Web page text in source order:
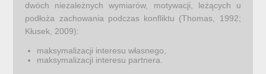
dwóch niezależnych wymiarów, motywacji, leżących u
podłoża zachowania podczas konfliktu (Thomas, 1992;
Kłusek, 2009):
maksymalizacji interesu własnego,
maksymalizacji interesu partnera.